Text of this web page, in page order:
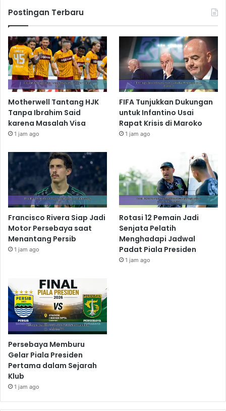
Postingan Terbaru
Motherwell Tantang HJK
Tanpa Ibrahim Said
karena Masalah Visa
1 jam ago
FIFA Tunjukkan Dukungan
untuk Infantino Usai
Rapat Krisis di Maroko
1 jam ago
Francisco Rivera Siap Jadi
Motor Persebaya saat
Menantang Persib
1 jam ago
Rotasi 12 Pemain Jadi
Senjata Pelatih
Menghadapi Jadwal
Padat Piala Presiden
1 jam ago
Persebaya Memburu
Gelar Piala Presiden
Pertama dalam Sejarah
Klub
1 jam ago